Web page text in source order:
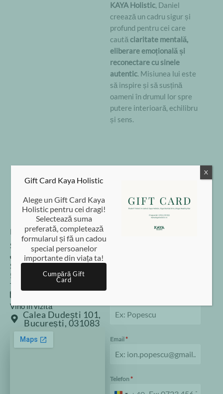
KAYA Holistic, Daniel
creează un cadru sigur și
profund pentru cei care
cautăclaritate mentală,
eliberare emoțională și
reconectare cu sinele
autentic. Misiunea lui este
să inspire și să susțină
oameni în drumul lor spre
putere interioară, echilibru
și sens.
Programează-te
Sună-ne
0753 179 553
Scrie-ne pe WhatsApp
WhatsApp
Trimite un mail
Vino în vizită
Calea Dudești 101,
București, 031083
Email*
Telefon*
Gift Card Kaya Holistic
Alege un Gift Card Kaya
Holistic pentru cei dragi!
Selectează suma
preferată, completează
formularul și fă un cadou
special persoanelor
importante din viața ta!
Cumpără Gift
Card
X